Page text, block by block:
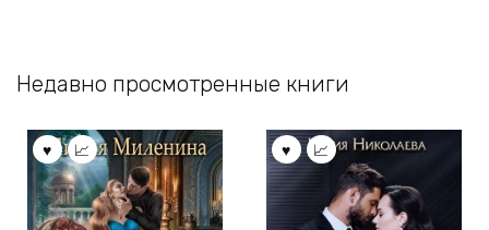
Недавно просмотренные книги